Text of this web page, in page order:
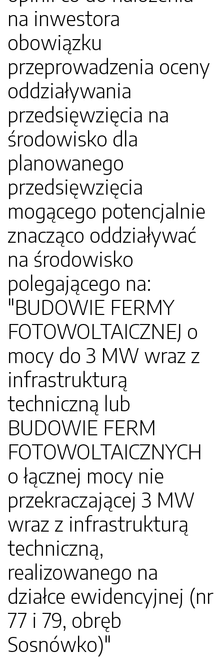
na inwestora
obowiązku
przeprowadzenia oceny
oddziaływania
przedsięwzięcia na
środowisko dla
planowanego
przedsięwzięcia
mogącego potencjalnie
znacząco oddziaływać
na środowisko
polegającego na:
"BUDOWIE FERMY
FOTOWOLTAICZNEJ o
mocy do 3 MW wraz z
infrastrukturą
techniczną lub
BUDOWIE FERM
FOTOWOLTAICZNYCH
o łącznej mocy nie
przekraczającej 3 MW
wraz z infrastrukturą
techniczną,
realizowanego na
działce ewidencyjnej (nr
77 i 79, obręb
Sosnówko)"